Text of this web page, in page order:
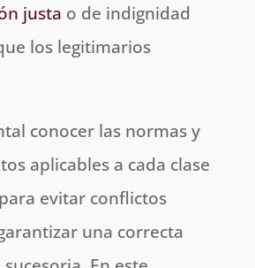
justa o de indignidad
los legitimarios
conocer las normas y
aplicables a cada clase
evitar conflictos
una correcta